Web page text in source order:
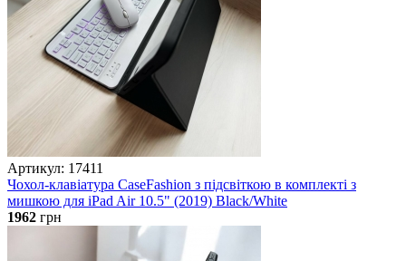
Артикул: 17411
Чохол-клавіатура CaseFashion з підсвіткою в комплекті з
мишкою для iPad Air 10.5" (2019) Black/White
1962 грн